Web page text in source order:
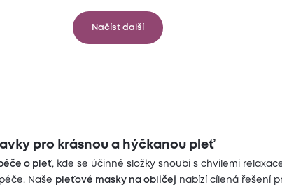
Načíst další
pro krásnou a hýčkanou pleť
o pleť, kde se účinné složky snoubí s chvílemi
Naše pleťové masky na obličej nabízí cílená řešení